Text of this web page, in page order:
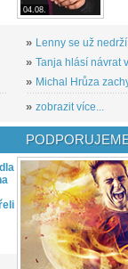
04.08.
» Lenny se už
» Tanja hlásí návrat
» Michal Hrůza
» zobrazit více...